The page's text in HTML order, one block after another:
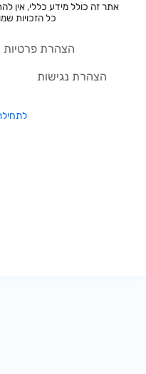
אתר זה כולל מידע כללי, אין
כל הזכויות
הצהרת פרטיות
הצהרת נגישות
לתחילת